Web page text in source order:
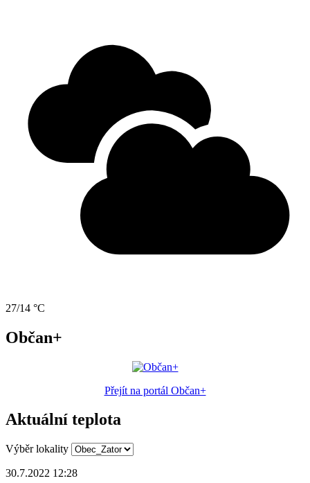
27/14 °C
Občan+
Přejít na portál Občan+
Aktuální teplota
Výběr lokality
30.7.2022 12:28